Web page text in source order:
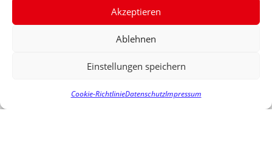
Akzeptieren
Ablehnen
Einstellungen speichern
Cookie-RichtlinieDatenschutzImpressum
Bundestagshomepage zu sehen:
http://www.bundestag.de/mediathek/?
SCHULKASSEN AUS ELZACH UND TENINGEN IN BERLIN ! ARTENSCHUTZ SICHERN